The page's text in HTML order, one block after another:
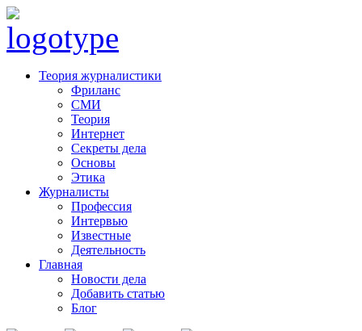
Теория журналистики
Фриланс
СМИ
Теория
Интернет
Секреты дела
Основы
Этика
Журналисты
Профессия
Интервью
Известные
Деятельность
Главная
Новости дела
Добавить статью
Блог